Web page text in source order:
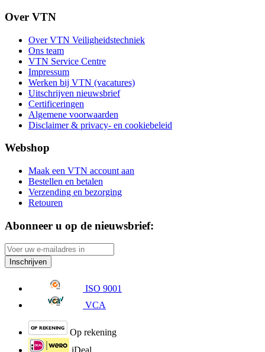
Over VTN
Over VTN Veiligheidstechniek
Ons team
VTN Service Centre
Impressum
Werken bij VTN (vacatures)
Uitschrijven nieuwsbrief
Certificeringen
Algemene voorwaarden
Disclaimer & privacy- en cookiebeleid
Webshop
Maak een VTN account aan
Bestellen en betalen
Verzending en bezorging
Retouren
Abonneer u op de nieuwsbrief:
Inschrijven
ISO 9001
VCA
Op rekening